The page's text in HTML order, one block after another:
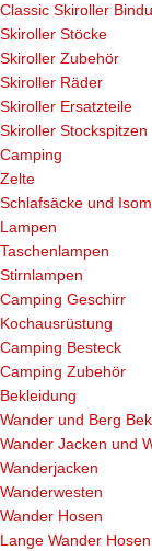
Classic Skiroller
Skiroller Stöcke
Skiroller Zubehör
Skiroller Räder
Skiroller Ersatzteile
Skiroller Stockspitzen
Camping
Zelte
Schlafsäcke und
Lampen
Taschenlampen
Stirnlampen
Camping Geschirr
Kochausrüstung
Camping Besteck
Camping Zubehör
Bekleidung
Wander und Berg
Wander Jacken und
Wanderjacken
Wanderwesten
Wander Hosen
Lange Wander Hosen